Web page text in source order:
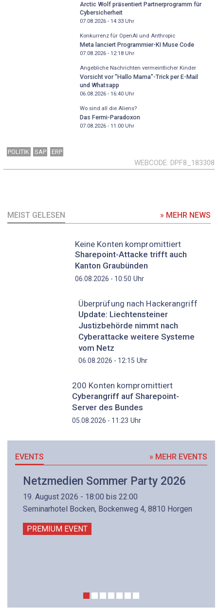
Arctic Wolf präsentiert Partnerprogramm für
Cybersicherheit
07.08.2026 - 14:33Uhr
Konkurrenz für OpenAI und Anthropic
Meta lanciert Programmier-KI Muse Code
07.08.2026 - 12:18Uhr
Angebliche Nachrichten vermeintlicher Kinder
Vorsicht vor "Hallo Mama"-Trick per E-Mail
und Whatsapp
06.08.2026 - 16:40Uhr
Wo sind all die Aliens?
Das Fermi-Paradoxon
07.08.2026 - 11:00Uhr
POLITIK SAP ERP
WEBCODE DPF8_183308
MEIST GELESEN » MEHR NEWS
Keine Konten kompromittiert
Sharepoint-Attacke trifft auch
Kanton Graubünden
06.08.2026 - 10:50 Uhr
Überprüfung nach Hackerangriff
Update: Liechtensteiner
Justizbehörde nimmt nach
Cyberattacke weitere Systeme
vom Netz
06.08.2026 - 12:15 Uhr
200 Konten kompromittiert
Cyberangriff auf Sharepoint-
Server des Bundes
05.08.2026 - 11:23 Uhr
EVENTS » MEHR EVENTS
Netzmedien Sommer Party 2026
19. August 2026 - 18:00 bis 22:00
Seminarhotel Bocken, Bockenweg 4, 8810 Horgen
PREMIUM EVENT